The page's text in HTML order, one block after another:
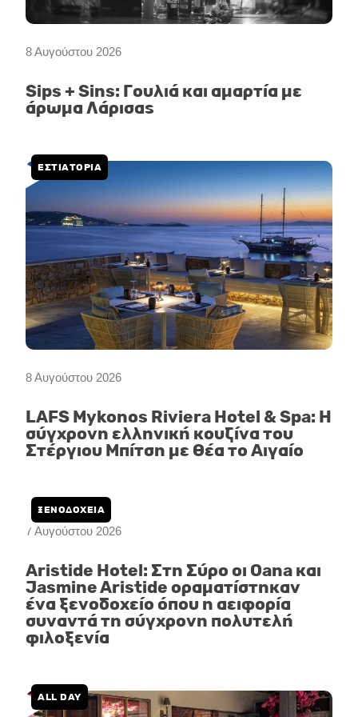
8 Αυγούστου 2026
Sips + Sins: Γουλιά και αμαρτία με
άρωμα Λάρισας
8 Αυγούστου 2026
ΕΣΤΙΑΤΟΡΙΑ
LAFS Mykonos Riviera Hotel & Spa: Η
σύγχρονη ελληνική κουζίνα του
Στέργιου Μπίτση με θέα το Αιγαίο
7 Αυγούστου 2026
ΞΕΝΟΔΟΧΕΙΑ
Aristide Hotel: Στη Σύρο οι Oana και
Jasmine Aristide οραματίστηκαν
ένα ξενοδοχείο όπου η αειφορία
συναντά τη σύγχρονη πολυτελή
φιλοξενία
ALL DAY